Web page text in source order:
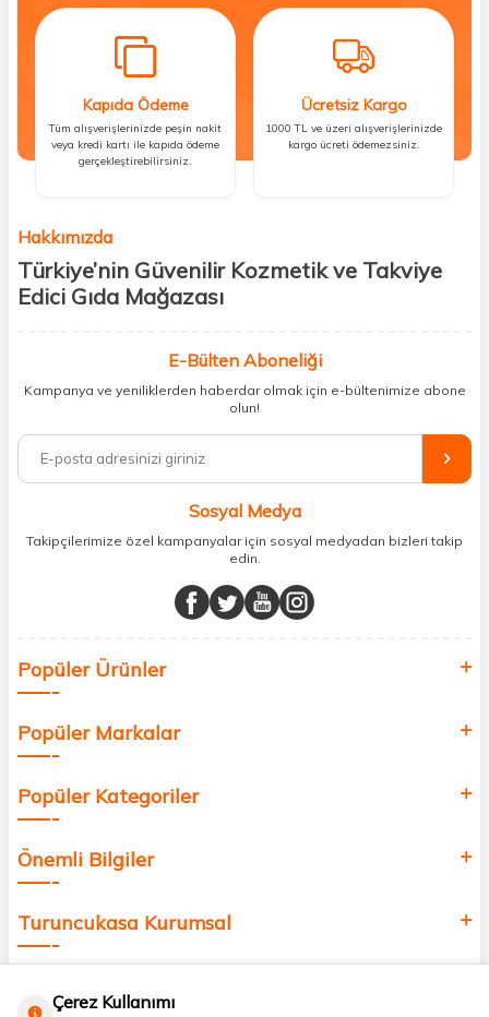
Kapıda Ödeme
Tüm alışverişlerinizde peşin nakit
veya kredi kartı ile kapıda ödeme
gerçekleştirebilirsiniz.
Ücretsiz Kargo
1000 TL ve üzeri alışverişlerinizde
kargo ücreti ödemezsiniz.
Hakkımızda
Türkiye’nin Güvenilir Kozmetik ve Takviye
Edici Gıda Mağazası
kişisel bakım hem de takviye edici gıda ürünlerini sizlerle
buluşturuyoruz. Artık mağaza mağaza dolaşmanıza gerek yok;
ihtiyacınız olan her şeyi tek bir çatı altında topluyor ve kapınıza kadar
%100 orijinal kozmetik ve sağlık ürünleriyle güzelliğinizi tamamlayabilir,
vücudunuzu desteklemek için güvenilir takviye edici gıdalara
minerallere kadar binlerce ürünü uygun fiyat ve hızlı kargo avantajıyla
sunuyoruz.
buluşturuyor ve online alışveriş deneyiminizi en iyi hale getiriyoruz.
Sağlık, güzellik ve iyi yaşam için aradığınız her şey burada!
değer katmak için bize katılın!
E-Bülten Aboneliği
Kampanya ve yeniliklerden haberdar olmak için e-bültenimize abone
olun!
Sosyal Medya
Takipçilerimize özel kampanyalar için sosyal medyadan bizleri takip
edin.
Popüler Ürünler
Popüler Markalar
Popüler Kategoriler
Önemli Bilgiler
Turuncukasa Kurumsal
Çerez Kullanımı